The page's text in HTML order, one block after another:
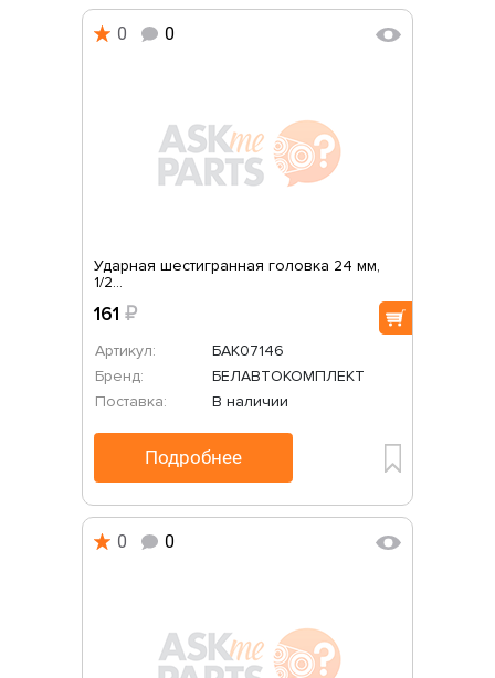
0 0
Ударная шестигранная головка 24 мм,
1/2...
161 ₽
Артикул:
БАК07146
Бренд:
БЕЛАВТОКОМПЛЕКТ
Поставка:
В наличии
Подробнее
0 0